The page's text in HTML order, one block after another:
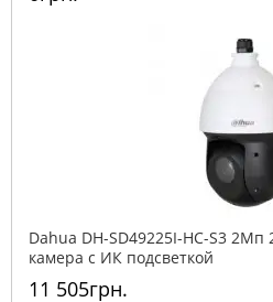
Dahua DH-SD49225I-HC-S3 2Mп
камера с ИК подсветкой
11 505грн.